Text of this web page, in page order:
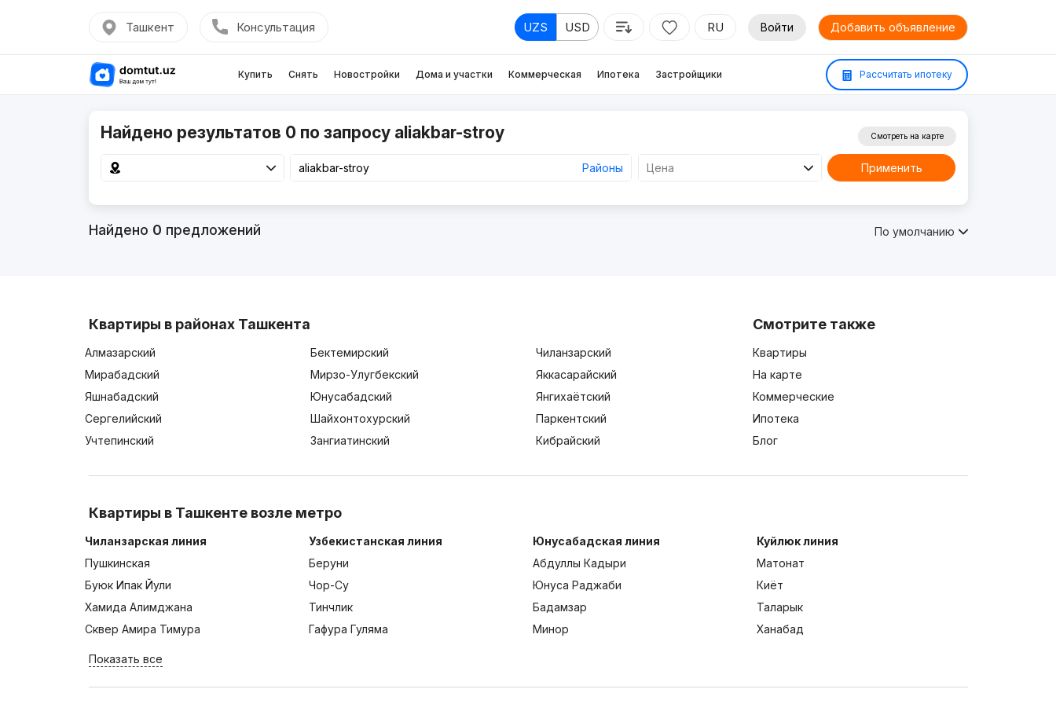
Ташкент Консультация UZS USD RU Войти Добавить объявление
Купить Снять Новостройки Дома и участки Коммерческая Ипотека Застройщики Рассчитать ипотеку
Найдено результатов 0 по запросу aliakbar-stroy
Районы Цена
Смотреть на карте
Применить
Найдено 0 предложений По умолчанию
Квартиры в районах Ташкента
Алмазарский Бектемирский
Чиланзарский
Мирабадский
Мирзо-Улугбекский
Яккасарайский
Яшнабадский
Юнусабадский
Янгихаётский
Сергелийский
Шайхонтохурский
Паркентский
Учтепинский
Зангиатинский Кибрайский
Смотрите также
Квартиры
На карте
Коммерческие
Ипотека
Блог
Квартиры в Ташкенте возле метро
Чиланзарская линия
Пушкинская
Буюк Ипак Йули
Хамида Алимджана
Сквер Амира Тимура
Узбекистанская линия
Беруни
Чор-Су
Тинчлик
Гафура Гуляма
Юнусабадская линия
Абдуллы Кадыри
Юнуса Раджаби
Бадамзар
Минор
Куйлюк линия
Матонат
Киёт
Таларык
Ханабад
Показать все